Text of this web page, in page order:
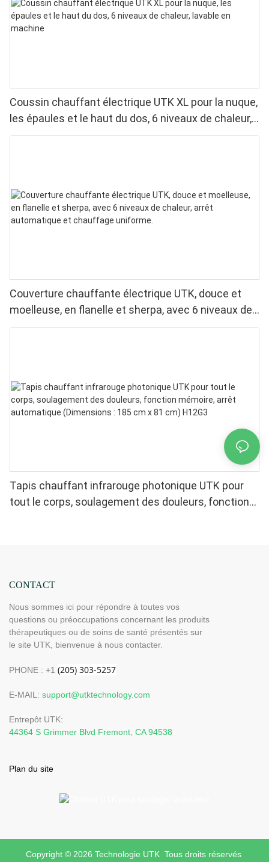
Coussin chauffant électrique UTK XL pour la nuque,
les épaules et le haut du dos, 6 niveaux de chaleur,
lavable en machine
Couverture chauffante électrique UTK, douce et
moelleuse, en flanelle et sherpa, avec 6 niveaux de
chaleur, arrêt automatique et chauffage uniforme.
Tapis chauffant infrarouge photonique UTK pour
tout le corps, soulagement des douleurs, fonction
CONTACT
Nous sommes ici pour répondre à toutes vos
questions ou préoccupations concernant les produits
thérapeutiques ou de soins de santé présentés sur
le site UTK, bienvenue à nous contacter.
PHONE : +1
E-MAIL: support@utktechnology.com
Entrepôt UTK:
44364 S Grimmer Blvd Fremont, CA 94538
Plan du site
Copyright © 2026 Technologie UTK Tous droits réservés